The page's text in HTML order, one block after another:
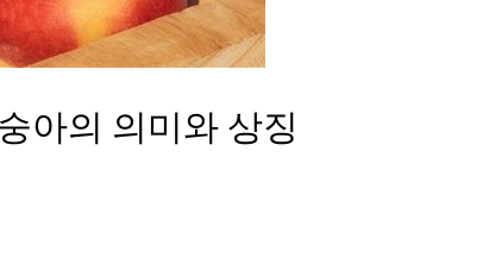
아의 의미와 상징